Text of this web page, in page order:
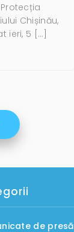
Chișinău,
ieri, 5 […]
de presă